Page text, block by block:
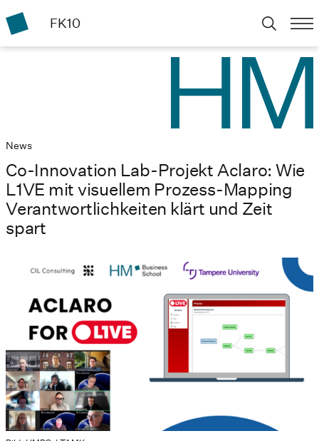
FK10
News
Co-Innovation Lab-Projekt Aclaro: Wie
L1VE mit visuellem Prozess-Mapping
Verantwortlichkeiten klärt und Zeit
spart